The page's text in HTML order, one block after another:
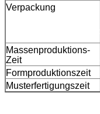
Verpackung
Massenproduktions-
Zeit
Formproduktionszeit
Musterfertigungszeit